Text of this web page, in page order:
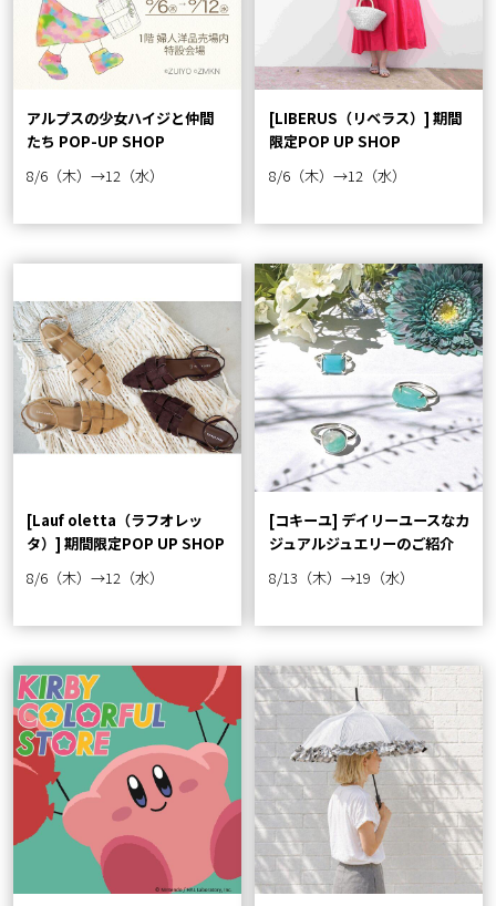
アルプスの少女ハイジと仲間
たち POP-UP SHOP
8/6（木）→12（水）
[LIBERUS（リベラス）] 期間
限定POP UP SHOP
8/6（木）→12（水）
[Lauf oletta（ラフオレッ
タ）] 期間限定POP UP SHOP
8/6（木）→12（水）
[コキーユ] デイリーユースなカ
ジュアルジュエリーのご紹介
8/13（木）→19（水）